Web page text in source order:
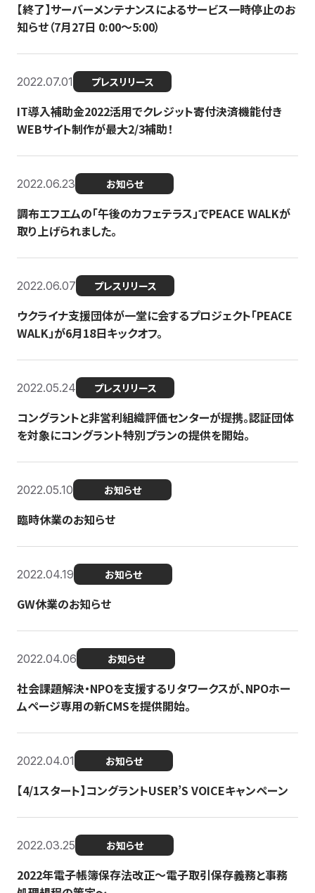
【終了】サーバーメンテナンスによるサービス一時停止のお
知らせ（7月27日 0:00〜5:00）
2022.07.01 プレスリリース
IT導入補助金2022活用でクレジット寄付決済機能付き
WEBサイト制作が最大2/3補助！
2022.06.23 お知らせ
調布エフエムの「午後のカフェテラス」でPEACE WALKが
取り上げられました。
2022.06.07 プレスリリース
ウクライナ支援団体が一堂に会するプロジェクト「PEACE
WALK」が6月18日キックオフ。
2022.05.24 プレスリリース
コングラントと非営利組織評価センターが提携。認証団体
を対象にコングラント特別プランの提供を開始。
2022.05.10 お知らせ
臨時休業のお知らせ
2022.04.19 お知らせ
GW休業のお知らせ
2022.04.06 お知らせ
社会課題解決・NPOを支援するリタワークスが、NPOホー
ムページ専用の新CMSを提供開始。
2022.04.01 お知らせ
【4/1スタート】コングラントUSER’S VOICEキャンペーン
2022.03.25 お知らせ
2022年電子帳簿保存法改正～電子取引保存義務と事務